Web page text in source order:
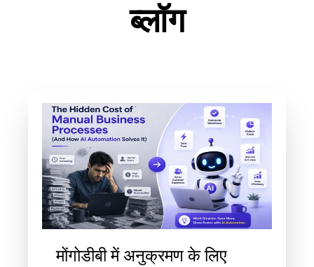
ब्लॉग
मोंगोडीबी में अनुक्रमण के लिए